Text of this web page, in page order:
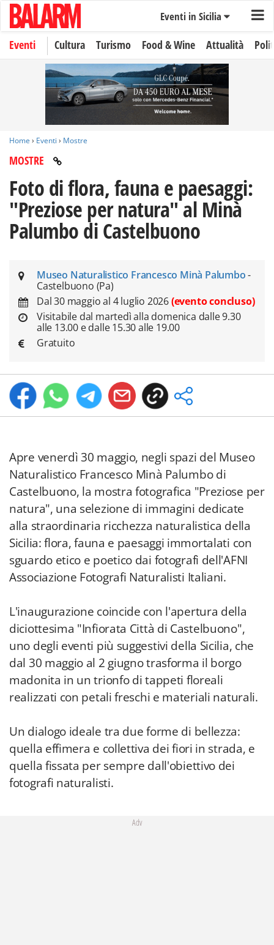
Eventi in Sicilia
Eventi Cultura Turismo Food & Wine Attualità
Home › Eventi › Mostre
MOSTRE
Foto di flora, fauna e paesaggi:
"Preziose per natura" al Minà
Palumbo di Castelbuono
Museo Naturalistico Francesco Minà Palumbo-
Castelbuono (Pa)
Dal 30 maggio al 4 luglio 2026(evento concluso)
Visitabile dal martedì alla domenica dalle 9.30
alle 13.00 e dalle 15.30 alle 19.00
Gratuito
Apre venerdì 30 maggio, negli spazi del Museo
Naturalistico Francesco Minà Palumbo di
Castelbuono, la mostra fotografica "Preziose per
natura", una selezione di immagini dedicate
alla straordinaria ricchezza naturalistica della
Sicilia: flora, fauna e paesaggi immortalati con
sguardo etico e poetico dai fotografi dell'AFNI
Associazione Fotografi Naturalisti Italiani.
L'inaugurazione coincide con l'apertura della
diciottesima "Infiorata Città di Castelbuono",
uno degli eventi più suggestivi della Sicilia, che
dal 30 maggio al 2 giugno trasforma il borgo
madonita in un trionfo di tappeti floreali
realizzati con petali freschi e materiali naturali.
Un dialogo ideale tra due forme di bellezza:
quella effimera e collettiva dei fiori in strada, e
quella fissata per sempre dall'obiettivo dei
fotografi naturalisti.
Adv